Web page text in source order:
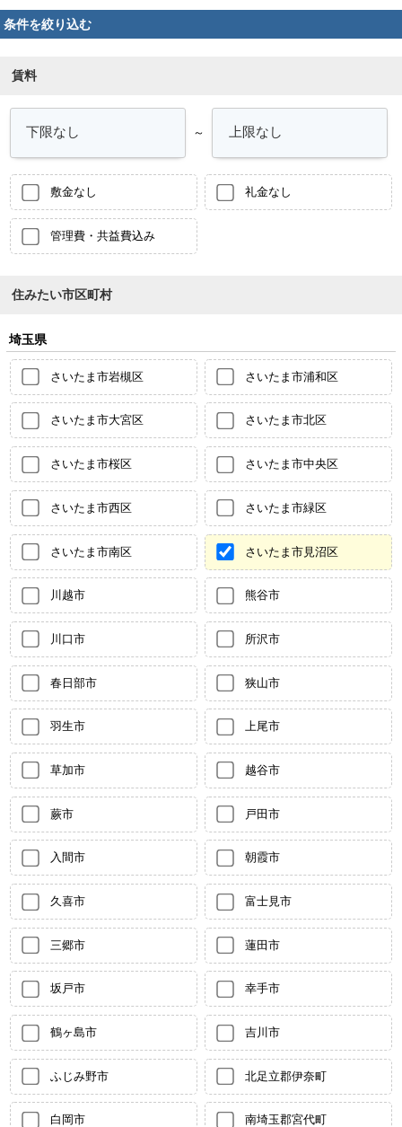
条件を絞り込む
賃料
～
敷金なし 礼金なし
管理費・共益費込み
住みたい市区町村
埼玉県
さいたま市岩槻区 さいたま市浦和区
さいたま市大宮区 さいたま市北区
さいたま市桜区 さいたま市中央区
さいたま市西区 さいたま市緑区
さいたま市南区 さいたま市見沼区
川越市 熊谷市
川口市 所沢市
春日部市 狭山市
羽生市 上尾市
草加市 越谷市
蕨市 戸田市
入間市 朝霞市
久喜市 富士見市
三郷市 蓮田市
坂戸市 幸手市
鶴ヶ島市 吉川市
ふじみ野市 北足立郡伊奈町
白岡市 南埼玉郡宮代町